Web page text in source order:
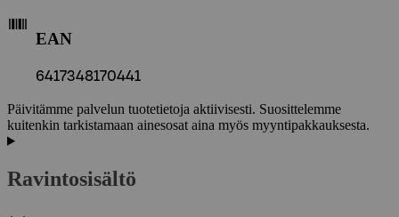
EAN
6417348170441
Päivitämme palvelun tuotetietoja aktiivisesti. Suosittelemme
kuitenkin tarkistamaan ainesosat aina myös myyntipakkauksesta.
Ravintosisältö